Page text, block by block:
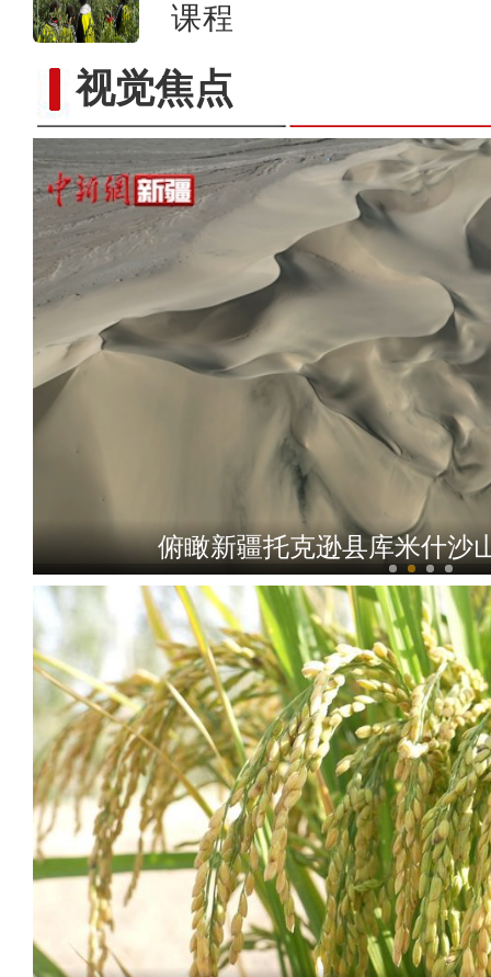
课程
视觉焦点
俯瞰新疆托克逊县库米什沙
乌什秋之美沙棘林国家